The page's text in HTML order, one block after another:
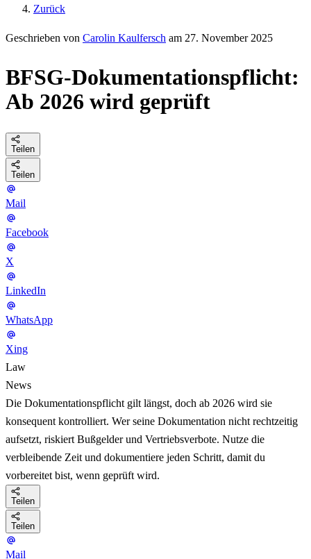
Zurück
Geschrieben von Carolin Kaulfersch am 27. November 2025
BFSG-Dokumentationspflicht:
Ab 2026 wird geprüft
Teilen
Teilen
Mail
Facebook
X
LinkedIn
WhatsApp
Xing
Law
News
Die Dokumentationspflicht gilt längst, doch ab 2026 wird sie
konsequent kontrolliert. Wer seine Dokumentation nicht rechtzeitig
aufsetzt, riskiert Bußgelder und Vertriebsverbote. Nutze die
verbleibende Zeit und dokumentiere jeden Schritt, damit du
vorbereitet bist, wenn geprüft wird.
Teilen
Teilen
Mail